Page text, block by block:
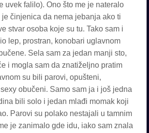
uvek falilo). Ono što me je nateralo
činjenica da nema jebanja ako ti
stvar osoba koje su tu. Tako sam i
lep, prostran, konobari uglavnom
Sela sam za jedan manji sto,
i mogla sam da znatiželjno pratim
su bili parovi, opušteni,
obučeni. Samo sam ja i još jedna
bili solo i jedan mlađi momak koji
Parovi su polako nestajali u tamnim
je zanimalo gde idu, iako sam znala